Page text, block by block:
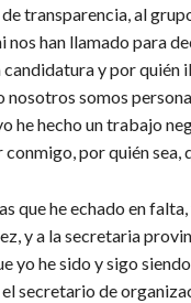
transparencia, al
nos han llamado para
y por quién
somos
he hecho un trabajo
por quién
que he echado en
y a la secretaria
yo he sido y sigo
secretario de